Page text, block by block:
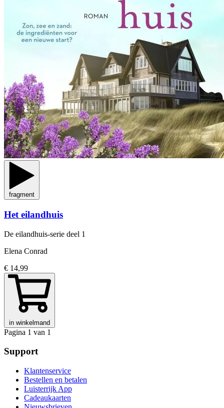
fragment
Het eilandhuis
De eilandhuis-serie deel 1
Elena Conrad
€ 14,99
in winkelmand
Pagina 1 van 1
Support
Klantenservice
Bestellen en betalen
Luisterrijk App
Cadeaukaarten